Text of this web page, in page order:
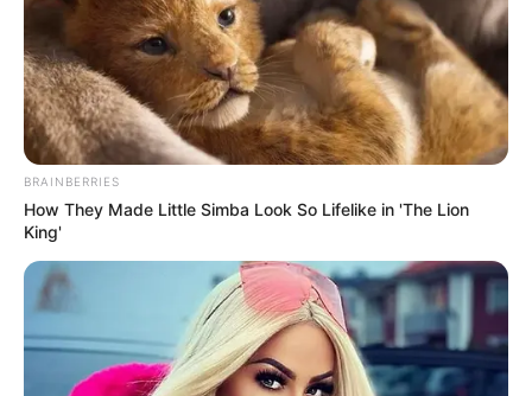
BRAINBERRIES
How They Made Little Simba Look So Lifelike in 'The Lion
King'